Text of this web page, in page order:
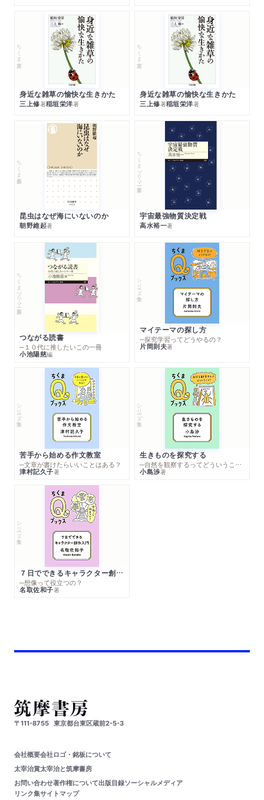
ちくま文庫
身近な雑草の愉快な生きかた
三上修著稲垣栄洋著
ちくま文庫
身近な雑草の愉快な生きかた
三上修著稲垣栄洋著
ちくま新書
昆虫はなぜ海にいないのか
朝野維起著
ちくまプリマー新書
宇宙最強物質決定戦
高水裕一著
ちくまプリマー新書
つながる読書
─１０代に推したいこの一冊
小池陽慈編
シリーズ・全集
マイテーマの探し方
─探究学習ってどうやるの？
片岡則夫著
シリーズ・全集
苦手から始める作文教室
─文章が書けたらいいことはある？
津村記久子著
シリーズ・全集
生きものを探究する
─自然を観察するってどういうこと？
小島渉著
シリーズ・全集
７日でできるキャラクター創作入門
─想像って役立つの？
名取佐和子著
〒111-8755 東京都台東区蔵前2-5-3
会社概要会社ロゴ・銘板について
太宰治賞太宰治と筑摩書房
お問い合わせ著作権について出版目録ソーシャルメディア
リンク集サイトマップ